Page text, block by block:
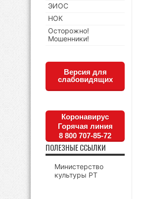
ЭИОС
НОК
Осторожно!
Мошенники!
Версия для
слабовидящих
Коронавирус
Горячая линия
8 800 707-85-72
ПОЛЕЗНЫЕ ССЫЛКИ
Министерство
культуры РТ